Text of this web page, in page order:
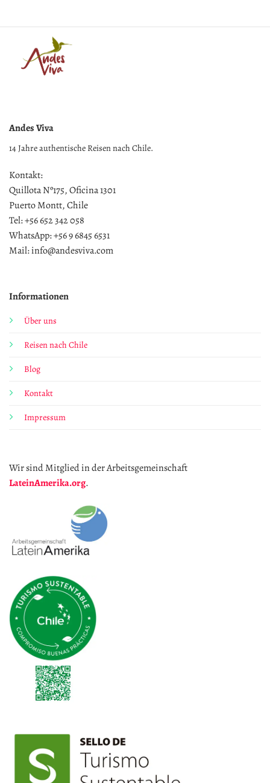
Andes Viva
14 Jahre authentische Reisen nach Chile.
Kontakt:
Quillota Nº175, Oficina 1301
Puerto Montt, Chile
Tel: +56 652 342 058
WhatsApp: +56 9 6845 6531
Mail: info@andesviva.com
Informationen
Über uns
Reisen nach Chile
Blog
Kontakt
Impressum
Wir sind Mitglied in der Arbeitsgemeinschaft
LateinAmerika.org.